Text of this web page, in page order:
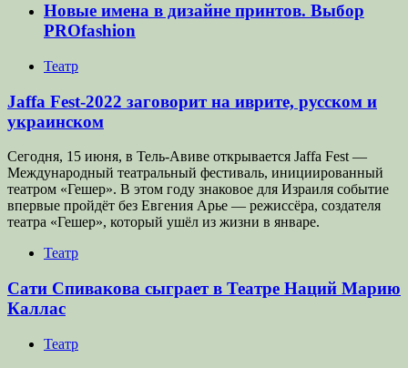
Новые имена в дизайне принтов. Выбор
PROfashion
Театр
Jaffa Fest-2022 заговорит на иврите, русском и
украинском
Сегодня, 15 июня, в Тель-Авиве открывается Jaffa Fest —
Международный театральный фестиваль, инициированный
театром «Гешер». В этом году знаковое для Израиля событие
впервые пройдёт без Евгения Арье — режиссёра, создателя
театра «Гешер», который ушёл из жизни в январе.
Театр
Сати Спивакова сыграет в Театре Наций Марию
Каллас
Театр